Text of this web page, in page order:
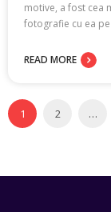
motive, a fost cea
fotografie cu ea
READ MORE
1 2 …